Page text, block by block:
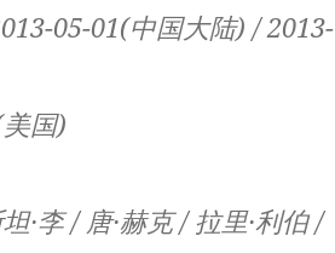
05-01(中国大陆) / 2013-
国)
·李 / 唐·赫克 / 拉里·利伯 /